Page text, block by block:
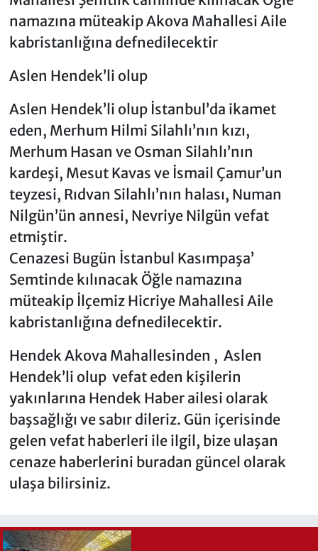
namazına müteakip Akova Mahallesi Aile
kabristanlığına defnedilecektir
Aslen Hendek’li olup
Aslen Hendek’li olup İstanbul’da ikamet
eden, Merhum Hilmi Silahlı’nın kızı,
Merhum Hasan ve Osman Silahlı’nın
kardeşi, Mesut Kavas ve İsmail Çamur’un
teyzesi, Rıdvan Silahlı’nın halası, Numan
Nilgün’ün annesi, Nevriye Nilgün vefat
etmiştir.
Cenazesi Bugün İstanbul Kasımpaşa’
Semtinde kılınacak Öğle namazına
müteakip İlçemiz Hicriye Mahallesi Aile
kabristanlığına defnedilecektir.
Hendek Akova Mahallesinden , Aslen
Hendek’li olup vefat eden kişilerin
yakınlarına Hendek Haber ailesi olarak
başsağlığı ve sabır dileriz. Gün içerisinde
gelen vefat haberleri ile ilgil, bize ulaşan
cenaze haberlerini buradan güncel olarak
ulaşa bilirsiniz.